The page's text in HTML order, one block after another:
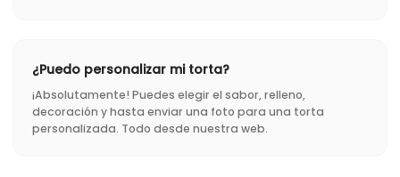
¿Puedo personalizar mi torta?
¡Absolutamente! Puedes elegir el sabor, relleno,
decoración y hasta enviar una foto para una torta
personalizada. Todo desde nuestra web.